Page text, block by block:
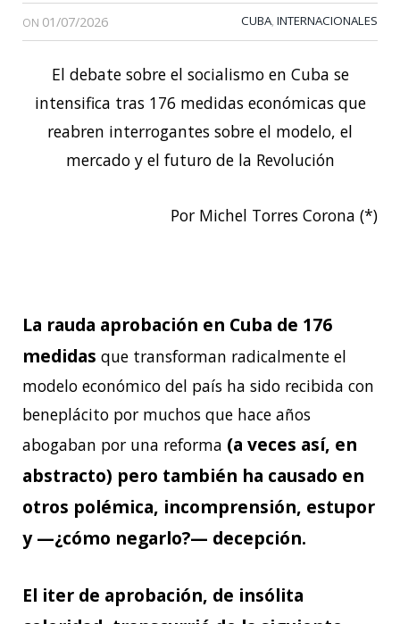
ON 01/07/2026 CUBA, INTERNACIONALES
El debate sobre el socialismo en Cuba se
intensifica tras 176 medidas económicas que
reabren interrogantes sobre el modelo, el
mercado y el futuro de la Revolución
Por Michel Torres Corona (*)
La rauda aprobación en Cuba de 176
medidas que transforman radicalmente el
modelo económico del país ha sido recibida con
beneplácito por muchos que hace años
abogaban por una reforma (a veces así, en
abstracto) pero también ha causado en
otros polémica, incomprensión, estupor
y —¿cómo negarlo?— decepción.
El iter de aprobación, de insólita